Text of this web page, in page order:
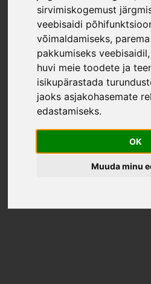
sirvimiskogemust
veebisaidi
võimaldamiseks,
pakkumiseks veebisaidil
huvi meie toodete ja
isikupärastada
jaoks asjakohasemate
edastamiseks.
OK
Muuda minu
Soola- ja
komplekt